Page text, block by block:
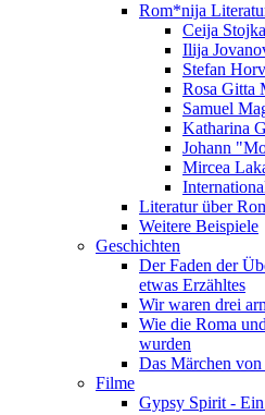
Rom*nija
Ceija Stojka
Ilija
Stefan
Rosa Gitta
Samuel
Katharina
Johann
Mircea
Literatur über
Weitere Beispiele
Geschichten
Der Faden der
etwas Erzähltes
Wir waren drei
Wie die Roma
wurden
Das Märchen
Filme
Gypsy Spirit -